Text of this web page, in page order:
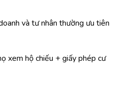
và tư nhân thường ưu tiên
xem hộ chiếu + giấy phép cư